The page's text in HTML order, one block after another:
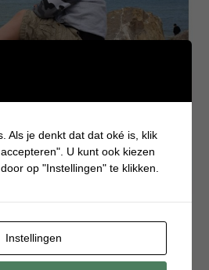
de Marck
Als je denkt dat dat oké is, klik
U kunt ook kiezen
op "Instellingen" te klikken.
Instellingen